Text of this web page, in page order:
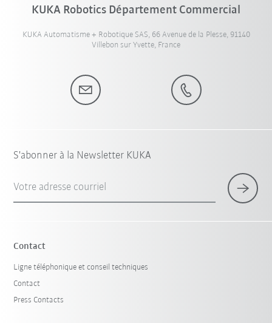
KUKA Robotics Département Commercial
KUKA Automatisme + Robotique SAS, 66 Avenue de la Plesse, 91140
Villebon sur Yvette, France
S'abonner à la Newsletter KUKA
Votre adresse courriel
Contact
Ligne téléphonique et conseil techniques
Contact
Press Contacts